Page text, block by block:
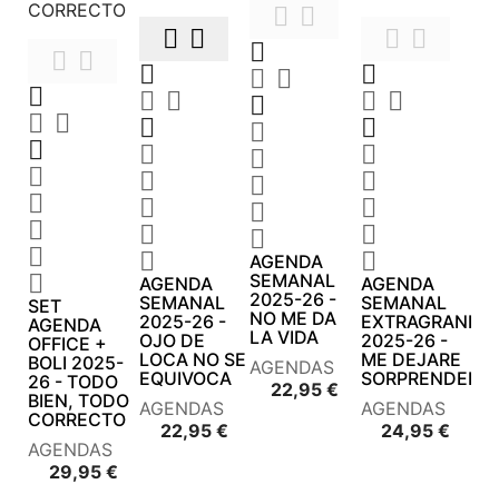
 

 






SET
AGENDA
OFFICE +
BOLI 2025-
26 - TODO
BIEN, TODO
CORRECTO
AGENDAS
29,95 €Precio
 

 






AGENDA
SEMANAL
2025-26 -
OJO DE
LOCA NO SE
EQUIVOCA
AGENDAS
22,95 €Precio
 

 






AGENDA
SEMANAL
2025-26 -
NO ME DA
LA VIDA
AGENDAS
22,95 € Precio
 

 






AGENDA
SEMANAL
EXTRAGRANDE
2025-26 -
ME DEJARE
SORPRENDER
AGENDAS
24,95 €